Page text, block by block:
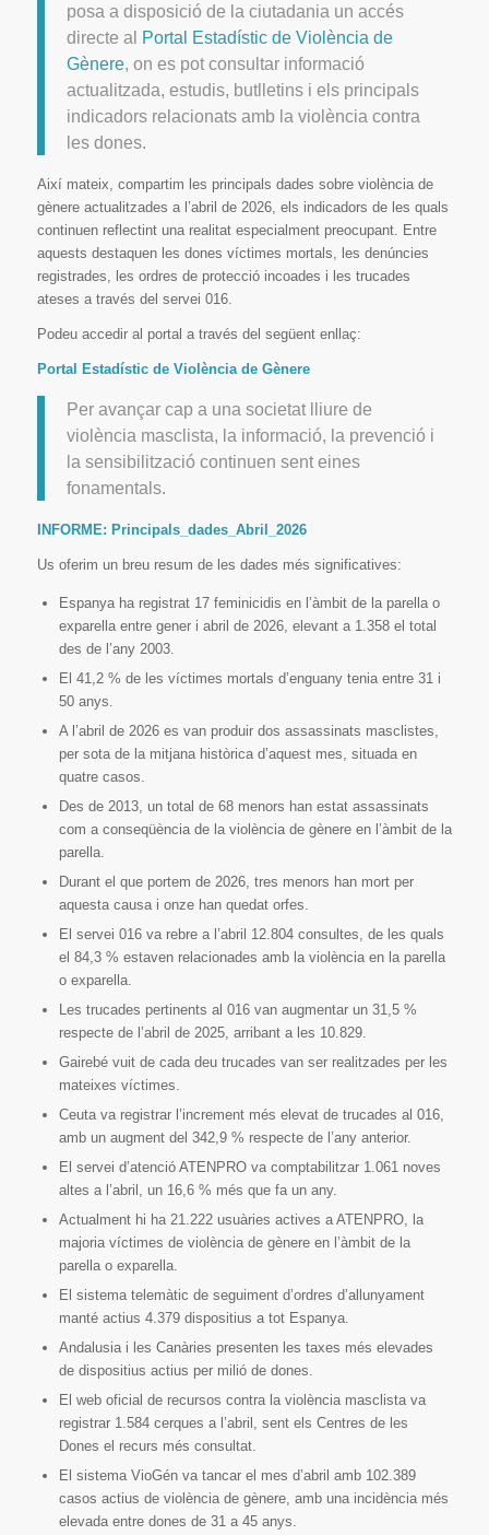
posa a disposició de la ciutadania un accés
directe al Portal Estadístic de Violència de
Gènere, on es pot consultar informació
actualitzada, estudis, butlletins i els principals
indicadors relacionats amb la violència contra
les dones.
Així mateix, compartim les principals dades sobre violència de
gènere actualitzades a l’abril de 2026, els indicadors de les quals
continuen reflectint una realitat especialment preocupant. Entre
aquests destaquen les dones víctimes mortals, les denúncies
registrades, les ordres de protecció incoades i les trucades
ateses a través del servei 016.
Podeu accedir al portal a través del següent enllaç:
Portal Estadístic de Violència de Gènere
Per avançar cap a una societat lliure de
violència masclista, la informació, la prevenció i
la sensibilització continuen sent eines
fonamentals.
INFORME: Principals_dades_Abril_2026
Us oferim un breu resum de les dades més significatives:
Espanya ha registrat 17 feminicidis en l’àmbit de la parella o
exparella entre gener i abril de 2026, elevant a 1.358 el total
des de l’any 2003.
El 41,2 % de les víctimes mortals d’enguany tenia entre 31 i
50 anys.
A l’abril de 2026 es van produir dos assassinats masclistes,
per sota de la mitjana històrica d’aquest mes, situada en
quatre casos.
Des de 2013, un total de 68 menors han estat assassinats
com a conseqüència de la violència de gènere en l’àmbit de la
parella.
Durant el que portem de 2026, tres menors han mort per
aquesta causa i onze han quedat orfes.
El servei 016 va rebre a l’abril 12.804 consultes, de les quals
el 84,3 % estaven relacionades amb la violència en la parella
o exparella.
Les trucades pertinents al 016 van augmentar un 31,5 %
respecte de l’abril de 2025, arribant a les 10.829.
Gairebé vuit de cada deu trucades van ser realitzades per les
mateixes víctimes.
Ceuta va registrar l’increment més elevat de trucades al 016,
amb un augment del 342,9 % respecte de l’any anterior.
El servei d’atenció ATENPRO va comptabilitzar 1.061 noves
altes a l’abril, un 16,6 % més que fa un any.
Actualment hi ha 21.222 usuàries actives a ATENPRO, la
majoria víctimes de violència de gènere en l’àmbit de la
parella o exparella.
El sistema telemàtic de seguiment d’ordres d’allunyament
manté actius 4.379 dispositius a tot Espanya.
Andalusia i les Canàries presenten les taxes més elevades
de dispositius actius per milió de dones.
El web oficial de recursos contra la violència masclista va
registrar 1.584 cerques a l’abril, sent els Centres de les
Dones el recurs més consultat.
El sistema VioGén va tancar el mes d’abril amb 102.389
casos actius de violència de gènere, amb una incidència més
elevada entre dones de 31 a 45 anys.